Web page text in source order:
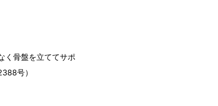
く骨盤を立ててサポ
号）